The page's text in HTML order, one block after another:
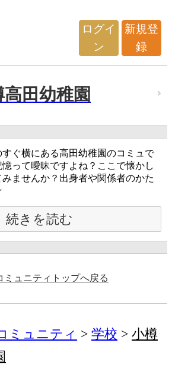
ログイ
ン
新規登
録
高田幼稚園
ぐ横にある高田幼稚園のコミュで
って曖昧ですよね？ここで懐かし
ませんか？出身者や関係者のかた
続きを読む
ミュニティトップへ戻る
ミュニティ 学校
小樽